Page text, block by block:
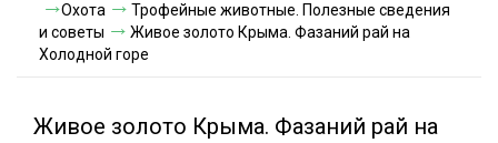
Условия оплаты
Акции и скидки
Охота
Трофейные животные. Полезные сведения
и советы
Живое золото Крыма. Фазаний рай на
Холодной горе
Живое золото Крыма. Фазаний рай на